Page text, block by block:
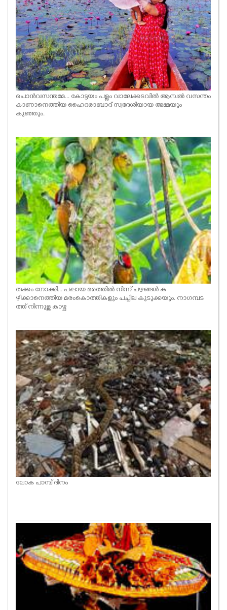
പൊൻവസന്തമേ... കോട്ടയം പള്ളം വാലേക്കടവിൽ ആമ്പൽ വസന്തം
കാണാനെത്തിയ ഹൈദരാബാദ് സ്വദേശിയായ അമ്മയും
കുഞ്ഞും.
തക്കം നോക്കി... പപ്പായ മരത്തിൽ നിന്ന് പഴങ്ങൾ ക
ഴിക്കാനെത്തിയ മരംകൊത്തികളും പച്ചില കുടുക്കയും. നാഗമ്പട
ത്ത് നിന്നുള്ള കാഴ്ച
ലോക പാമ്പ് ദിനം